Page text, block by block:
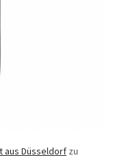
aus Düsseldorf zu